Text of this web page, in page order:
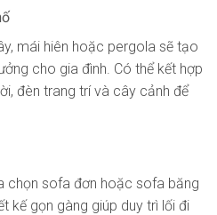
mái hiên hoặc pergola sẽ tạo
cho gia đình. Có thể kết hợp
đèn trang trí và cây cảnh để
chọn sofa đơn hoặc sofa băng
kế gọn gàng giúp duy trì lối đi